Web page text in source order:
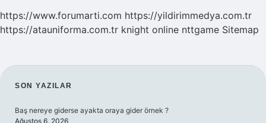
https://www.forumarti.com https://yildirimmedya.com.tr
https://atauniforma.com.tr knight online nttgame Sitemap
SIDEBAR
SON YAZILAR
Baş nereye giderse ayakta oraya gider örnek ?
Ağustos 6, 2026